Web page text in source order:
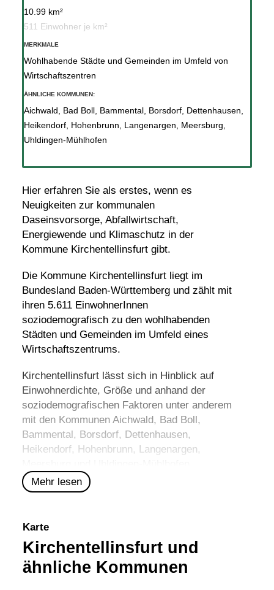
Hier erfahren Sie als erstes, wenn es
Neuigkeiten zur kommunalen
Daseinsvorsorge, Abfallwirtschaft,
Energiewende und Klimaschutz in der
Kommune Kirchentellinsfurt gibt.
Die Kommune Kirchentellinsfurt liegt im
Bundesland Baden-Württemberg und zählt mit
ihren 5.611 EinwohnerInnen
soziodemografisch zu den wohlhabenden
Städten und Gemeinden im Umfeld eines
Wirtschaftszentrums.
Kirchentellinsfurt lässt sich in Hinblick auf
Einwohnerdichte, Größe und anhand der
soziodemografischen Faktoren unter anderem
mit den Kommunen Aichwald, Bad Boll ,
Bammental , Borsdorf, Dettenhausen,
Heikendorf, Hohenbrunn, Langenargen,
vergleichen.
Mehr lesen
10.99 km²
511 Einwohner je km²
MERKMALE
Wohlhabende Städte und Gemeinden im Umfeld von
Wirtschaftszentren
ÄHNLICHE KOMMUNEN:
Aichwald Bad Boll, Bammental, Borsdorf, Dettenhausen
Heikendorf, Hohenbrunn Langenargen Meersburg
Uhldingen-Mühlhofen
Karte
Kirchentellinsfurt und
ähnliche Kommunen